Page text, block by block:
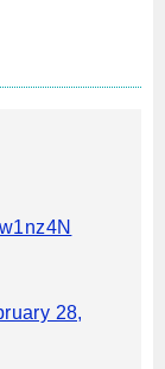
28,